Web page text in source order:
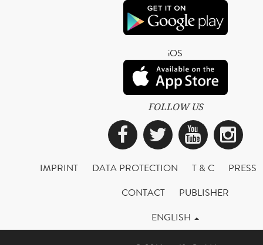
iOS
FOLLOW US
Facebook
Twitter
IMPRINT DATA PROTECTION T & C
PRESS
CONTACT
PUBLISHER
ENGLISH